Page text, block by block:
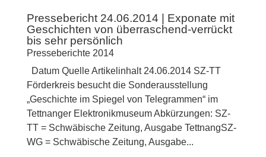
Pressebericht 24.06.2014 | Exponate mit
Geschichten von überraschend-verrückt
bis sehr persönlich
Presseberichte 2014
Datum Quelle Artikelinhalt 24.06.2014 SZ-TT
Förderkreis besucht die Sonderausstellung
„Geschichte im Spiegel von Telegrammen“ im
Tettnanger Elektronikmuseum Abkürzungen: SZ-
TT = Schwäbische Zeitung, Ausgabe TettnangSZ-
WG = Schwäbische Zeitung, Ausgabe...